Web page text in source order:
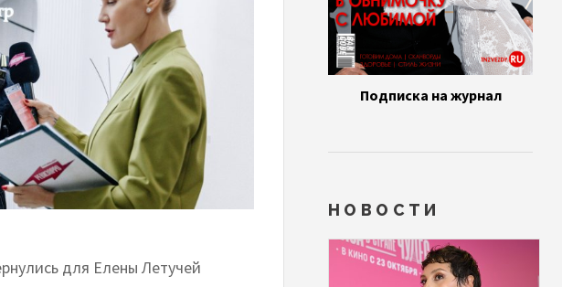
для Елены Летучей
Подписка на журнал
НОВОСТИ